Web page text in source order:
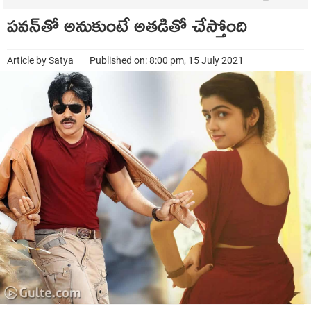
ప‌వ‌న్‌తో అనుకుంటే అత‌డితో చేస్తోంది
Article bySatya Published on: 8:00 pm, 15 July 2021